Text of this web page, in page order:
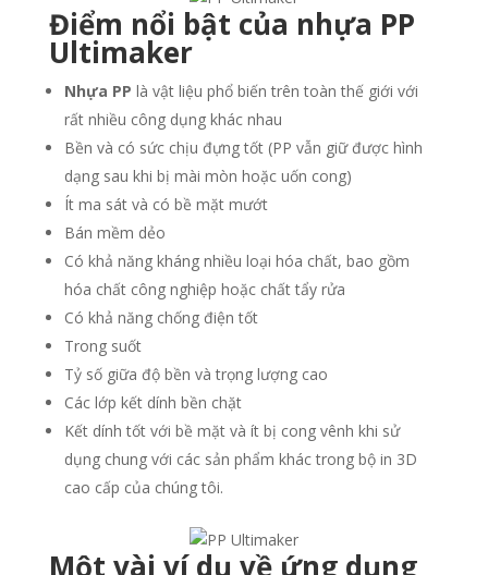
Điểm nổi bật của nhựa PP
Ultimaker
Nhựa PP là vật liệu phổ biến trên toàn thế giới với
rất nhiều công dụng khác nhau
Bền và có sức chịu đựng tốt (PP vẫn giữ được hình
dạng sau khi bị mài mòn hoặc uốn cong)
Ít ma sát và có bề mặt mướt
Bán mềm dẻo
Có khả năng kháng nhiều loại hóa chất, bao gồm
hóa chất công nghiệp hoặc chất tẩy rửa
Có khả năng chống điện tốt
Trong suốt
Tỷ số giữa độ bền và trọng lượng cao
Các lớp kết dính bền chặt
Kết dính tốt với bề mặt và ít bị cong vênh khi sử
dụng chung với các sản phẩm khác trong bộ in 3D
cao cấp của chúng tôi.
Một vài ví dụ về ứng dụng